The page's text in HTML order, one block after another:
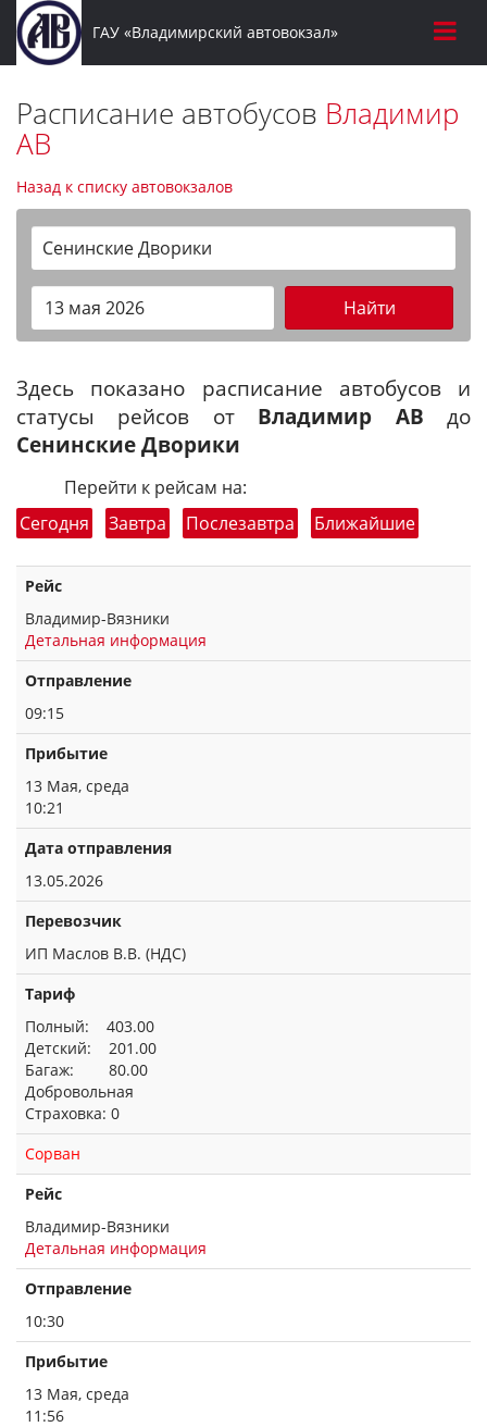
ГАУ «Владимирский автовокзал»
Расписание автобусов Владимир
АВ
Назад к списку автовокзалов
Сенинские Дворики
Найти
Здесь показано расписание автобусов и
статусы рейсов от Владимир АВ до
Сенинские Дворики
Перейти к рейсам на:
Сегодня
Завтра Послезавтра Ближайшие
Рейс
Владимир-Вязники
Детальная информация
Отправление
09:15
Прибытие
13 Мая, среда
10:21
Дата отправления
13.05.2026
Перевозчик
ИП Маслов В.В. (НДС)
Тариф
Полный: 403.00
Детский: 201.00
Багаж: 80.00
Добровольная
Страховка: 0
Сорван
Рейс
Владимир-Вязники
Детальная информация
Отправление
10:30
Прибытие
13 Мая, среда
11:56